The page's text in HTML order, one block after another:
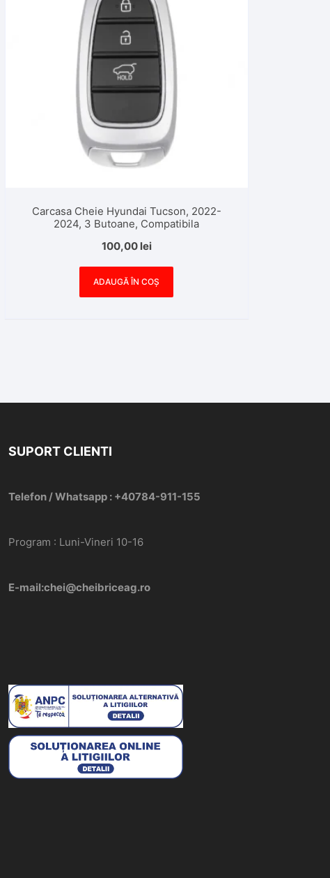
Carcasa Cheie Hyundai Tucson, 2022-
2024, 3 Butoane, Compatibila
100,00 lei
ADAUGĂ ÎN COȘ
SUPORT CLIENTI
Telefon / Whatsapp : +40784-911-155
Program : Luni-Vineri 10-16
E-mail:chei@cheibriceag.ro